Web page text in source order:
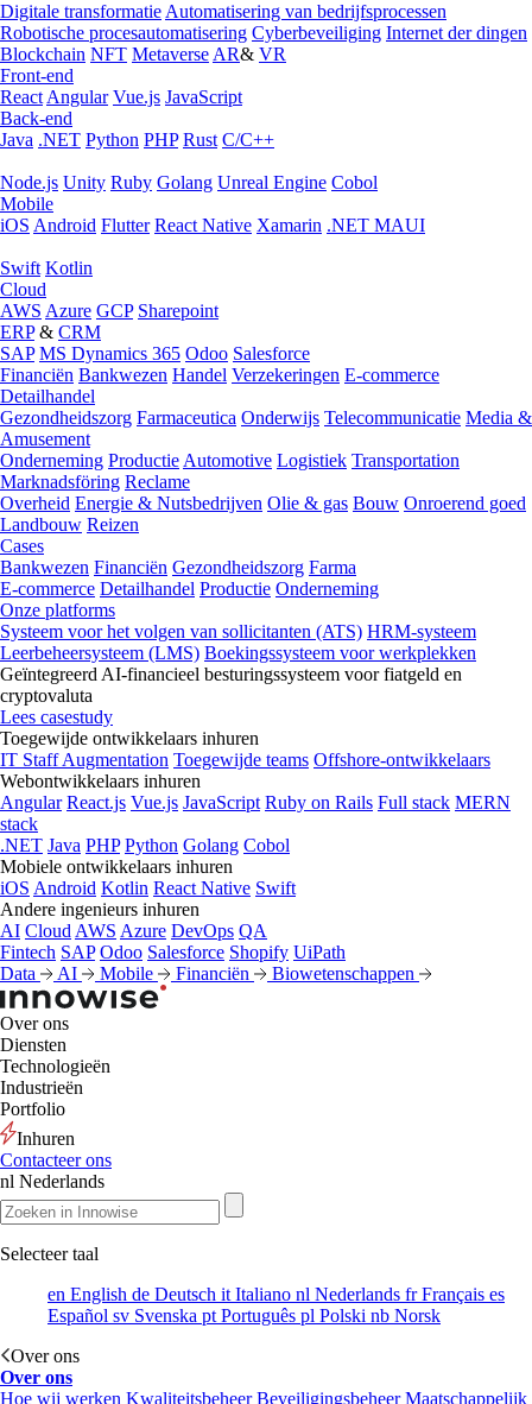
Digitale transformatie Automatisering van bedrijfsprocessen
Robotische procesautomatisering Cyberbeveiliging Internet der dingen
Blockchain NFT Metaverse AR& VR
Front-end
React Angular Vue.js JavaScript
Back-end
Java .NET Python PHP Rust C/C++
Node.js Unity Ruby Golang Unreal Engine Cobol
Mobile
iOS Android Flutter React Native Xamarin .NET MAUI
Swift Kotlin
Cloud
AWS Azure GCP Sharepoint
ERP& CRM
SAP MS Dynamics 365 Odoo Salesforce
Financiën Bankwezen Handel Verzekeringen E-commerce
Detailhandel
Gezondheidszorg Farmaceutica Onderwijs Telecommunicatie Media &
Amusement
Onderneming Productie Automotive Logistiek Transportation
Marknadsföring Reclame
Overheid Energie & Nutsbedrijven Olie & gas Bouw Onroerend goed
Landbouw Reizen
Cases
Bankwezen Financiën Gezondheidszorg Farma
E-commerce Detailhandel Productie Onderneming
Onze platforms
Systeem voor het volgen van sollicitanten (ATS) HRM-systeem
Leerbeheersysteem (LMS) Boekingssysteem voor werkplekken
Geïntegreerd AI-financieel besturingssysteem voor fiatgeld en
cryptovaluta
Lees casestudy
Toegewijde ontwikkelaars inhuren
IT Staff Augmentation Toegewijde teams Offshore-ontwikkelaars
Webontwikkelaars inhuren
Angular React.js Vue.js JavaScript Ruby on Rails Full stack MERN
stack
.NET Java PHP Python Golang Cobol
Mobiele ontwikkelaars inhuren
iOS Android Kotlin React Native Swift
Andere ingenieurs inhuren
AI Cloud AWS Azure DevOps QA
Fintech SAP Odoo Salesforce Shopify UiPath
Data
AI Mobile Financiën Biowetenschappen
Over ons
Diensten
Technologieën
Industrieën
Portfolio
Inhuren
Contacteer ons
nl Nederlands
Selecteer taal
en English de Deutsch it Italiano nl Nederlands frFrançais es
Español sv Svenska pt Português pl Polski nb Norsk
Over ons
Over ons
Hoe wij werken Kwaliteitsbeheer Beveiligingsbeheer Maatschappelijk